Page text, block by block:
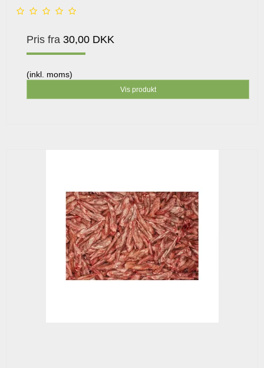
Pris fra 30,00 DKK
(inkl. moms)
Vis produkt